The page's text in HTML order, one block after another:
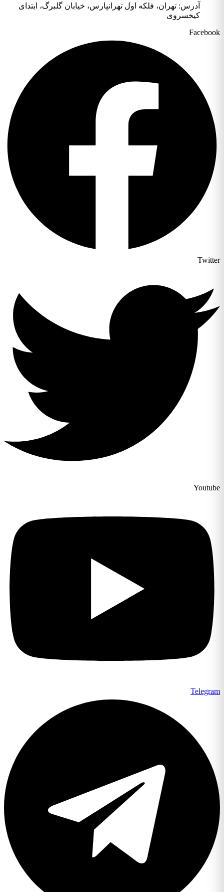
آدرس: تهران، فلکه اول تهرانپارس، خیابان گلبرگ، ابتدای
کیخسروی
Facebook
Twitter
Youtube
Telegram